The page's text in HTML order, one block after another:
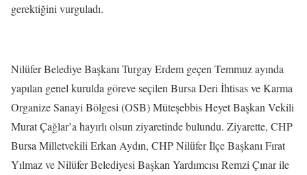
gerektiğini vurguladı.
Nilüfer Belediye Başkanı Turgay Erdem geçen Temmuz ayında
yapılan genel kurulda göreve seçilen Bursa Deri İhtisas ve Karma
Organize Sanayi Bölgesi (OSB) Müteşebbis Heyet Başkan Vekili
Murat Çağlar’a hayırlı olsun ziyaretinde bulundu. Ziyarette, CHP
Bursa Milletvekili Erkan Aydın, CHP Nilüfer İlçe Başkanı Fırat
Yılmaz ve Nilüfer Belediyesi Başkan Yardımcısı Remzi Çınar ile